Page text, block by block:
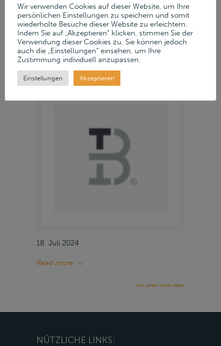
ANLAGEVERMÖGEN
DER TEXMO BLANK
GERMANY GMBH
18. Juli 2024
Read more →
Von unten nach oben
NÜTZLICHE LINKS:
Wir verwenden Cookies auf dieser Website, um Ihre
persönlichen Einstellungen zu speichern und somit
wiederholte Besuche dieser Website zu erleichtern.
Indem Sie auf „Akzeptieren“ klicken, stimmen Sie der
Verwendung dieser Cookies zu. Sie können jedoch
auch die „Einstellungen“ einsehen, um Ihre
Zustimmung individuell anzupassen.
Einstellungen Akzeptieren